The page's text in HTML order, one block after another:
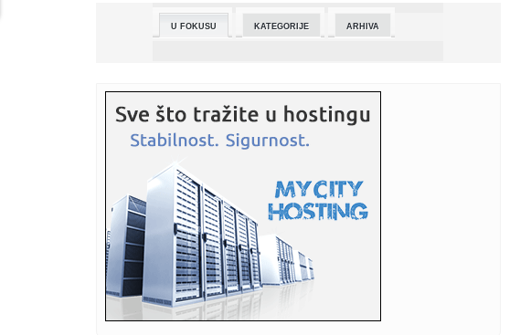
23:42:
KALATES „POPIO“ ISPALU: Voditeljka iskulirala košarkaša
23:30:Zelenski: Odobrio sam nove operacije ukrajinskih snaga
protiv Rus...
23:30:Kalates o skandiranju Grobara: Navijači su sjajni, cenimo
23:30:Eminemova bivša žena neprepoznatljiva! Fotografija
nastala posl...
23:29:anša: Potvrđen kolaicioni sporazum, sutra podnosim
kandidatur...
U FOKUSU KATEGORIJE ARHIVA